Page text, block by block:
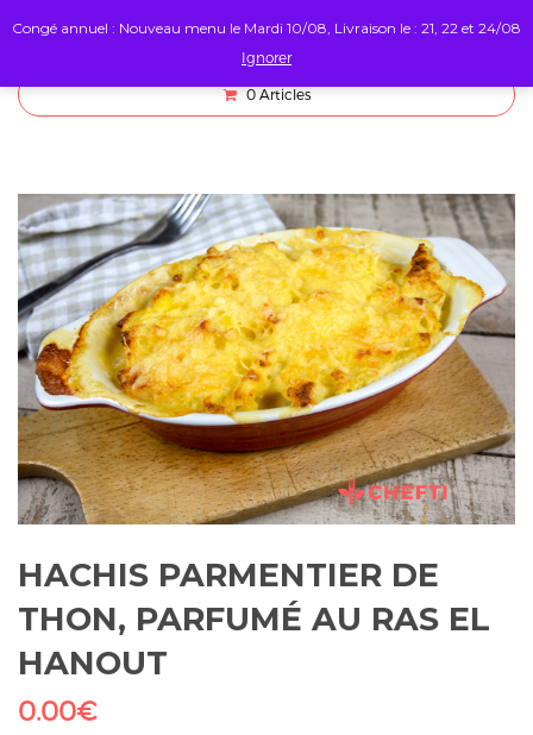
0 Articles
HACHIS PARMENTIER DE
THON, PARFUMÉ AU RAS EL
HANOUT
0.00€
Congé annuel : Nouveau menu le Mardi 10/08, Livraison le : 21, 22 et 24/08
Ignorer